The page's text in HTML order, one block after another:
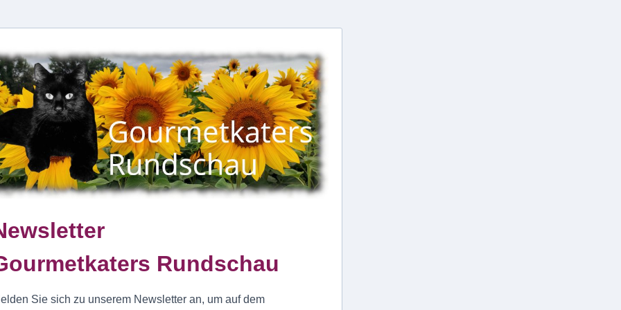
Rundschau
Sie sich zu unserem Newsletter an, um auf dem